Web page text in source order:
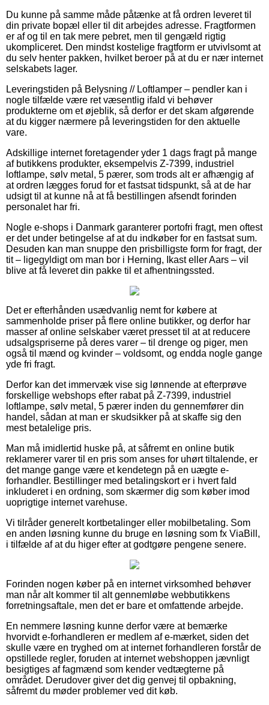
Du kunne på samme måde påtænke at få ordren leveret til
din private bopæl eller til dit arbejdes adresse. Fragtformen
er af og til en tak mere pebret, men til gengæld rigtig
ukompliceret. Den mindst kostelige fragtform er utvivlsomt at
du selv henter pakken, hvilket beroer på at du er nær internet
selskabets lager.
Leveringstiden på Belysning // Loftlamper – pendler kan i
nogle tilfælde være ret væsentlig ifald vi behøver
produkterne om et øjeblik, så derfor er det skam afgørende
at du kigger nærmere på leveringstiden for den aktuelle
vare.
Adskillige internet foretagender yder 1 dags fragt på mange
af butikkens produkter, eksempelvis Z-7399, industriel
loftlampe, sølv metal, 5 pærer, som trods alt er afhængig af
at ordren lægges forud for et fastsat tidspunkt, så at de har
udsigt til at kunne nå at få bestillingen afsendt forinden
personalet har fri.
Nogle e-shops i Danmark garanterer portofri fragt, men oftest
er det under betingelse af at du indkøber for en fastsat sum.
Desuden kan man snuppe den prisbilligste form for fragt, der
tit – ligegyldigt om man bor i Herning, Ikast eller Aars – vil
blive at få leveret din pakke til et afhentningssted.
Det er efterhånden usædvanlig nemt for købere at
sammenholde priser på flere online butikker, og derfor har
masser af online selskaber været presset til at at reducere
udsalgspriserne på deres varer – til drenge og piger, men
også til mænd og kvinder – voldsomt, og endda nogle gange
yde fri fragt.
Derfor kan det immervæk vise sig lønnende at efterprøve
forskellige webshops efter rabat på Z-7399, industriel
loftlampe, sølv metal, 5 pærer inden du gennemfører din
handel, sådan at man er skudsikker på at skaffe sig den
mest betalelige pris.
Man må imidlertid huske på, at såfremt en online butik
reklamerer varer til en pris som anses for uhørt tiltalende, er
det mange gange være et kendetegn på en uægte e-
forhandler. Bestillinger med betalingskort er i hvert fald
inkluderet i en ordning, som skærmer dig som køber imod
uoprigtige internet varehuse.
Vi tilråder generelt kortbetalinger eller mobilbetaling. Som
en anden løsning kunne du bruge en løsning som fx ViaBill,
i tilfælde af at du higer efter at godtgøre pengene senere.
Forinden nogen køber på en internet virksomhed behøver
man når alt kommer til alt gennemløbe webbutikkens
forretningsaftale, men det er bare et omfattende arbejde.
En nemmere løsning kunne derfor være at bemærke
hvorvidt e-forhandleren er medlem af e-mærket, siden det
skulle være en tryghed om at internet forhandleren forstår de
opstillede regler, foruden at internet webshoppen jævnligt
besigtiges af fagmænd som kender vedtægterne på
området. Derudover giver det dig genvej til opbakning,
såfremt du møder problemer ved dit køb.